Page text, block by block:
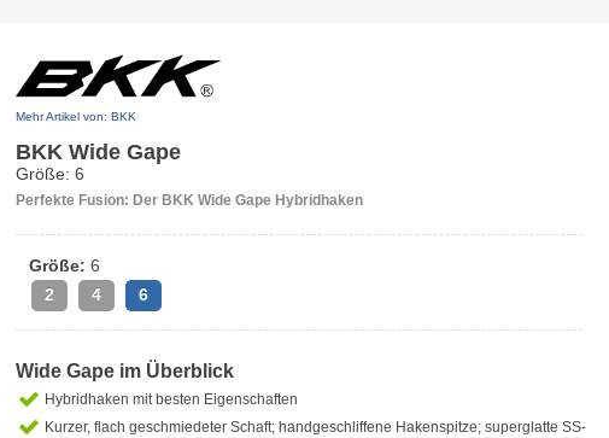
Mehr Artikel von: BKK
BKK Wide Gape
Größe: 6
Perfekte Fusion: Der BKK Wide Gape Hybridhaken
Größe: 6
2 4 6
Wide Gape im Überblick
Hybridhaken mit besten Eigenschaften
Kurzer, flach geschmiedeter Schaft; handgeschliffene Hakenspitze; superglatte SS-